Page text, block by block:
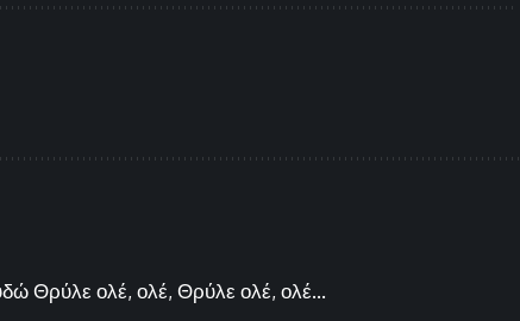
Θρύλε ολέ, ολέ, Θρύλε ολέ, ολέ...